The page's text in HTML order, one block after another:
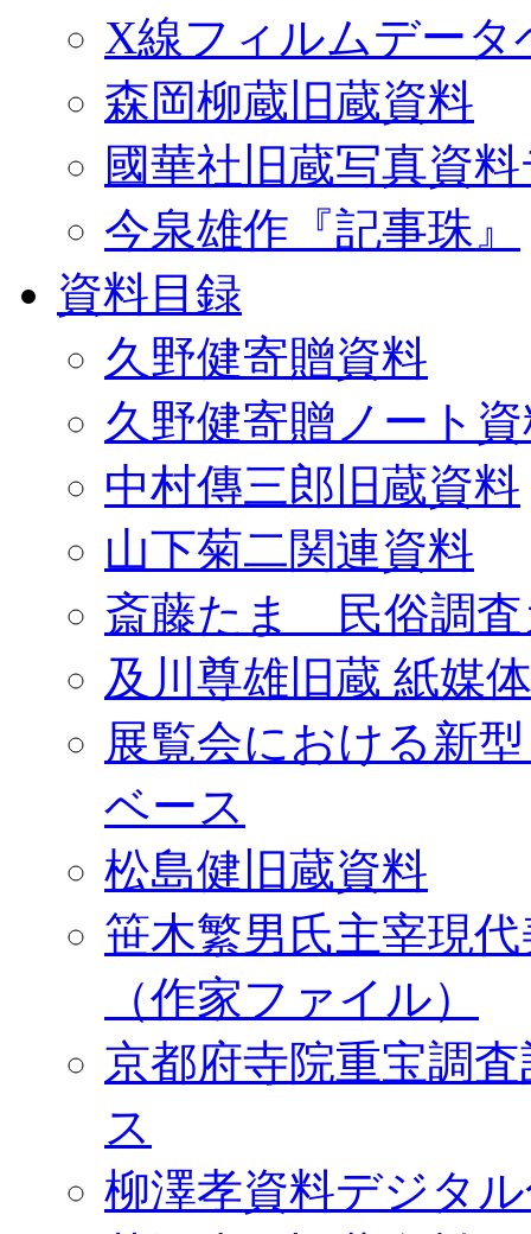
X線フィルムデータ
森岡柳蔵旧蔵資料
國華社旧蔵写真資
今泉雄作『記事珠』
資料目録
久野健寄贈資料
久野健寄贈ノート
中村傳三郎旧蔵資料
山下菊二関連資料
斎藤たま 民俗調査
及川尊雄旧蔵 紙媒
展覧会における新
ベース
松島健旧蔵資料
笹木繁男氏主宰現
（作家ファイル）
京都府寺院重宝調
ス
柳澤孝資料デジタ